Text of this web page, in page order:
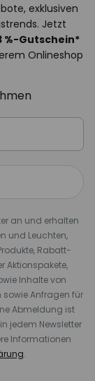
exklusiven
Jetzt
%-Gutschein*
Onlineshop
an und erhalten
und Leuchten,
Rabatt-
Aktionspakete,
Inhalte von
Anfragen für
Abmeldung ist
jedem Newsletter
Informationen
.